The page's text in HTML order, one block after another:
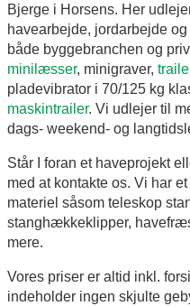
Bjerge i Horsens. Her
havearbejde, jordarbejde
både byggebranchen og
minilæsser, minigraver,
pladevibrator i 70/125 kg
maskintrailer. Vi udlejer til
dags- weekend- og
Står I foran et haveprojekt
med at kontakte os. Vi har
materiel såsom teleskop
stanghækkeklipper,
mere.
Vores priser er altid inkl.
indeholder ingen skjulte